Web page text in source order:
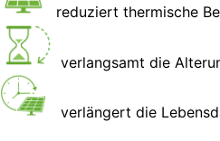
reduziert thermische
verlangsamt die
verlängert die